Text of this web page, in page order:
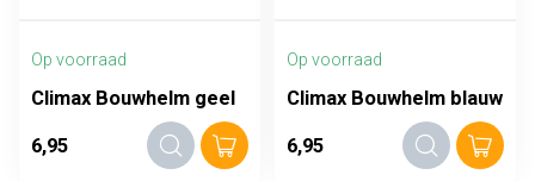
Op voorraad
Climax Bouwhelm geel
6,95
Op voorraad
Climax Bouwhelm blauw
6,95